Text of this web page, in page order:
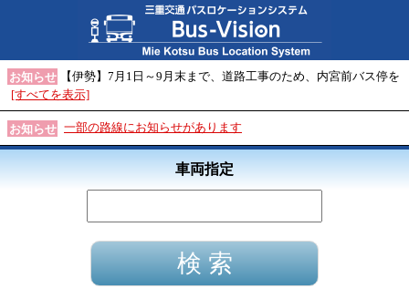
お知らせ
【伊勢】7月1日～9月末まで、道路工事のため、内宮前バス停を
[すべてを表示]
お知らせ 一部の路線にお知らせがあります
車両指定